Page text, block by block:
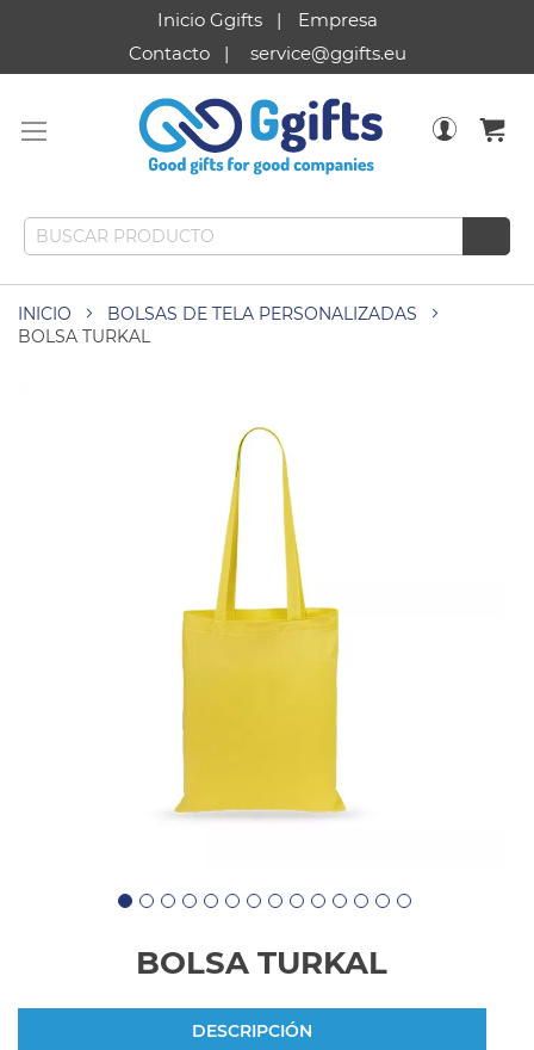
Inicio Ggifts
Empresa
Contacto
service@ggifts.eu
INICIO
BOLSAS DE TELA PERSONALIZADAS
BOLSA TURKAL
BOLSA TURKAL
DESCRIPCIÓN